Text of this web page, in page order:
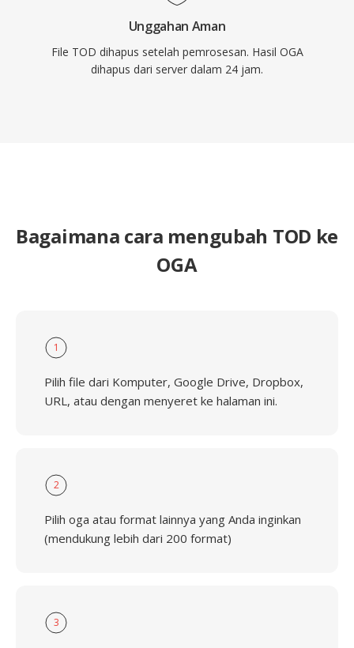
Unggahan Aman
File TOD dihapus setelah pemrosesan. Hasil OGA
dihapus dari server dalam 24 jam.
Bagaimana cara mengubah TOD ke
OGA
1
Pilih file dari Komputer, Google Drive, Dropbox,
URL, atau dengan menyeret ke halaman ini.
2
Pilih oga atau format lainnya yang Anda inginkan
(mendukung lebih dari 200 format)
3